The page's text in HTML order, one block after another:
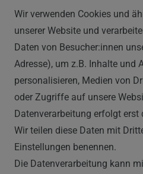
Im Hülsenfeld 9
40721 Hilden
0212 520-82 100
info@vapor-handel.de
Montag - Freitag, 09:00 -
RECHTLICHES
AGB
Wir verwenden Cookies und
unserer Website und
Daten von Besucher:innen
Adresse), um z.B. Inhalte und
personalisieren, Medien von
oder Zugriffe auf unsere
Datenverarbeitung erfolgt erst
Wir teilen diese Daten mit
Einstellungen benennen.
Die Datenverarbeitung kann